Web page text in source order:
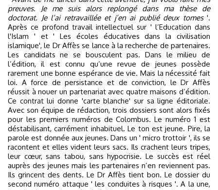
preuves. Je me suis alors replongé dans ma thèse de
doctorat. Je l’ai retravaillée et j’en ai publié deux tomes '.
Après ce profond travail intellectuel sur ' l’Education dans
l'Islam ' et ' Les écoles éducatives dans la civilisation
islamique', le Dr Affès se lance à la recherche de partenaires.
Les candidats ne se bousculent pas. Dans le milieu de
l’édition, il est connu qu’une revue de jeunes possède
rarement une bonne espérance de vie. Mais la nécessité fait
loi. A force de persistance et de conviction, le Dr Affès
réussit à nouer un partenariat avec quatre maisons d’édition.
Ce contrat lui donne 'carte blanche' sur sa ligne éditoriale.
Avec son équipe de rédaction, trois dossiers sont alors fixés
pour les premiers numéros de Colombus. Le numéro 1 est
déstabilisant, carrément inhabituel. Le ton est jeune. Pire, la
parole est donnée aux jeunes. Dans un ' micro trottoir ', ils se
racontent et elles vident leurs sacs. Ils crachent leurs tripes,
leur cœur, sans tabou, sans hypocrisie. Le succès est réel
auprès des jeunes mais les partenaires n’en reviennent pas.
Ils grincent des dents. Le Dr Affès tient bon. Le dossier du
second numéro attaque ' les conduites à risques '. A la une,